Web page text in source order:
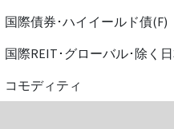
国際債券･ハイイールド債(F)
国際REIT･グローバル･除く
コモディティ